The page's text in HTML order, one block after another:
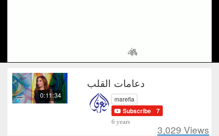
0:11:34
دعامات القلب
marefia
Subscribe 7
6 years
3,029 Views